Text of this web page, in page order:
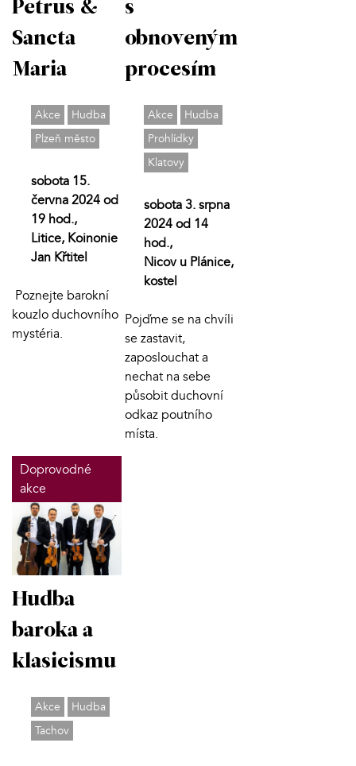
Petrus &
Sancta
Maria
Akce
Hudba
Plzeň město
sobota 15.
června 2024 od
19 hod.,
Litice, Koinonie
Jan Křtitel
Poznejte barokní
kouzlo duchovního
mystéria.
s
obnoveným
procesím
Akce
Hudba
Prohlídky
Klatovy
sobota 3. srpna
2024 od 14
hod.,
Nicov u Plánice,
kostel
Pojďme se na chvíli
se zastavit,
zaposlouchat a
nechat na sebe
působit duchovní
odkaz poutního
místa.
Doprovodné
akce
Hudba
baroka a
klasicismu
Akce
Hudba
Tachov